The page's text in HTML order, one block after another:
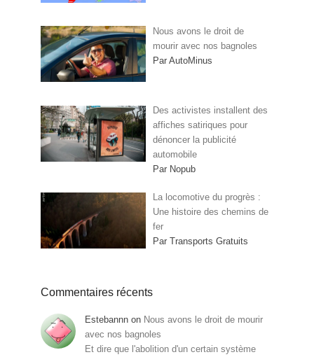
Nous avons le droit de
mourir avec nos bagnoles
Par AutoMinus
Des activistes installent des
affiches satiriques pour
dénoncer la publicité
automobile
Par Nopub
La locomotive du progrès :
Une histoire des chemins de
fer
Par Transports Gratuits
Commentaires récents
Estebannn on Nous avons le droit de mourir
avec nos bagnoles
Et dire que l'abolition d'un certain système